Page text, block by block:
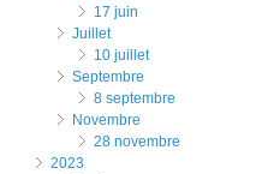
17 juin
juillet
10 juillet
septembre
8 septembre
novembre
28 novembre
2023